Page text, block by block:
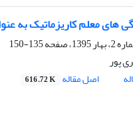
های معلم کاریزماتیک به
135-150
پور
اصل مقاله 616.72 K